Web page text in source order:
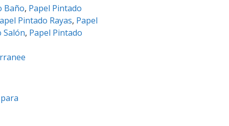
Baño, Papel Pintado
Pintado Rayas, Papel
Salón, Papel Pintado